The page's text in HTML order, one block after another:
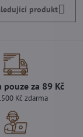
produkt
pouze za 89 Kč
Kč zdarma